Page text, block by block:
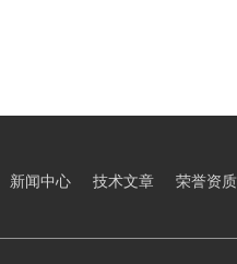
新闻中心 技术文章 荣誉资质